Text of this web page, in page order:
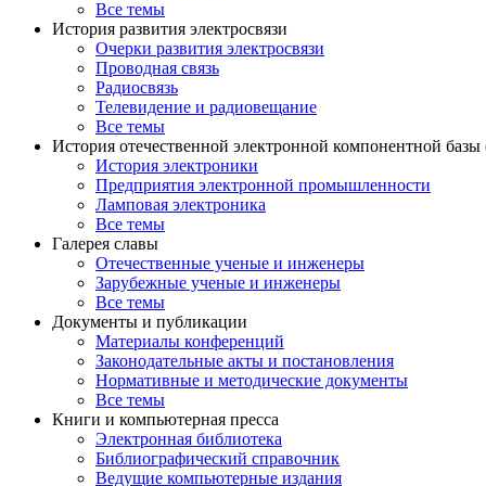
Все темы
История развития электросвязи
Очерки развития электросвязи
Проводная связь
Радиосвязь
Телевидение и радиовещание
Все темы
История отечественной электронной компонентной
История электроники
Предприятия электронной промышленности
Ламповая электроника
Все темы
Галерея славы
Отечественные ученые и инженеры
Зарубежные ученые и инженеры
Все темы
Документы и публикации
Материалы конференций
Законодательные акты и постановления
Нормативные и методические документы
Все темы
Книги и компьютерная пресса
Электронная библиотека
Библиографический справочник
Ведущие компьютерные издания